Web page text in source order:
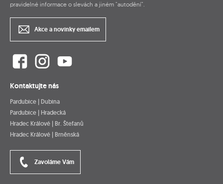
pravidelné informace o slevách a jiném "autodění".
Akce a novinky emailem
Kontaktujte nás
Pardubice | Dubina
Pardubice | Hradecká
Hradec Králové | Br. Štefanů
Hradec Králové | Brněnská
Zavoláme Vám